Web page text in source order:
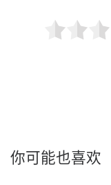
你可能也喜欢